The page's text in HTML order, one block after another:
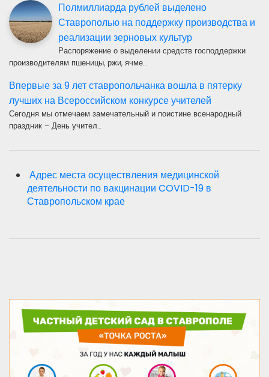
Полмиллиарда рублей выделено
Ставрополью на поддержку производства и
реализации зерновых культур
Распоряжение о выделении средств господдержки
производителям пшеницы, ржи, ячме…
Впервые за 9 лет ставропольчанка вошла в пятерку
лучших на Всероссийском конкурсе учителей
Сегодня мы отмечаем замечательный и поистине всенародный
праздник – День учител…
Адрес места осуществления медицинской
деятельности по вакцинации COVID-19 в
Ставропольском крае